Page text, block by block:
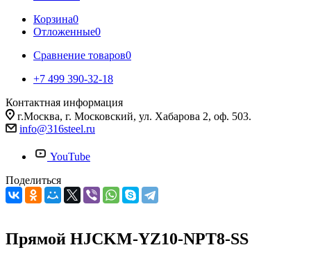
Корзина0
Отложенные0
Сравнение товаров0
+7 499 390-32-18
Контактная информация
г.Москва, г. Московский, ул. Хабарова 2, оф. 503.
info@316steel.ru
YouTube
Поделиться
Прямой HJCKM-YZ10-NPT8-SS